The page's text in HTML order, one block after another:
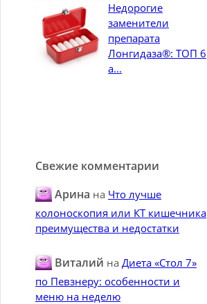
Недорогие
заменители
препарата
Лонгидаза®: ТОП 6
а...
Свежие комментарии
Арина на Что лучше
колоноскопия или КТ кишечника
преимущества и недостатки
Виталий на Диета «Стол 7»
по Певзнеру: особенности и
меню на неделю